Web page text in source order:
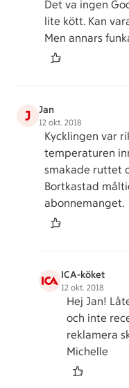
Det va ingen
lite kött. Kan
Men annars
J Jan
12 okt. 2018
Kycklingen var
temperaturen
smakade ruttet
Bortkastad
abonnemanget.
ICA-köket
12 okt. 2018
Hej Jan!
och inte
reklamera
Michelle